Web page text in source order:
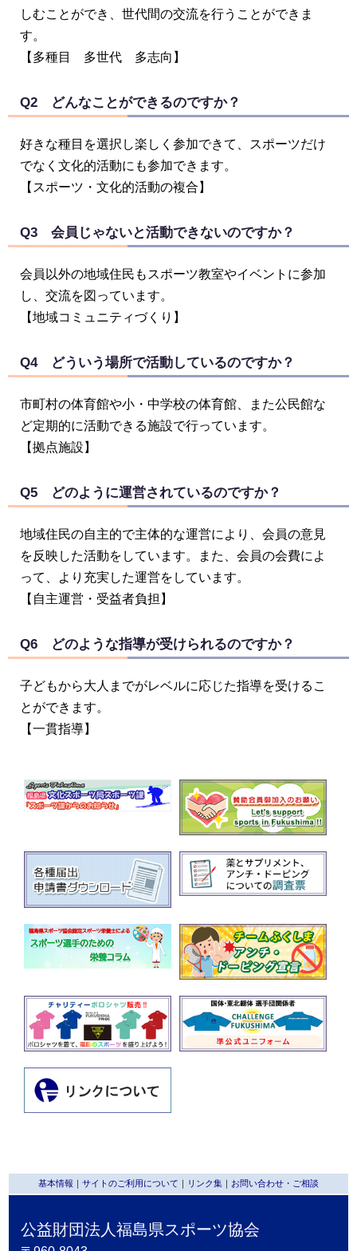
しむことができ、世代間の交流を行うことができま
す。
【多種目 多世代 多志向】
Q2 どんなことができるのですか？
好きな種目を選択し楽しく参加できて、スポーツだけ
でなく文化的活動にも参加できます。
【スポーツ・文化的活動の複合】
Q3 会員じゃないと活動できないのですか？
会員以外の地域住民もスポーツ教室やイベントに参加
し、交流を図っています。
【地域コミュニティづくり】
Q4 どういう場所で活動しているのですか？
市町村の体育館や小・中学校の体育館、また公民館な
ど定期的に活動できる施設で行っています。
【拠点施設】
Q5 どのように運営されているのですか？
地域住民の自主的で主体的な運営により、会員の意見
を反映した活動をしています。また、会員の会費によ
って、より充実した運営をしています。
【自主運営・受益者負担】
Q6 どのような指導が受けられるのですか？
子どもから大人までがレベルに応じた指導を受けるこ
とができます。
【一貫指導】
基本情報 ｜ サイトのご利用について ｜ リンク集 ｜ お問い合わせ・ご相談
公益財団法人福島県スポーツ協会